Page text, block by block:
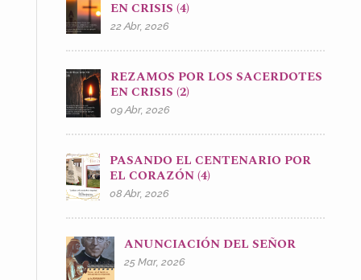
EN CRISIS (4)
22 Abr, 2026
REZAMOS POR LOS SACERDOTES
EN CRISIS (2)
09 Abr, 2026
PASANDO EL CENTENARIO POR
EL CORAZÓN (4)
08 Abr, 2026
ANUNCIACIÓN DEL SEÑOR
25 Mar, 2026